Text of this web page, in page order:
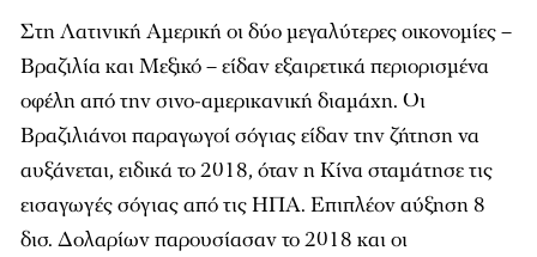
Στη Λατινική Αμερική οι δύο μεγαλύτερες οικονομίες –
Βραζιλία και Μεξικό – είδαν εξαιρετικά περιορισμένα
οφέλη από την σινο-αμερικανική διαμάχη. Οι
Βραζιλιάνοι παραγωγοί σόγιας είδαν την ζήτηση να
αυξάνεται, ειδικά το 2018, όταν η Κίνα σταμάτησε τις
εισαγωγές σόγιας από τις ΗΠΑ. Επιπλέον αύξηση 8
δισ. Δολαρίων παρουσίασαν το 2018 και οι